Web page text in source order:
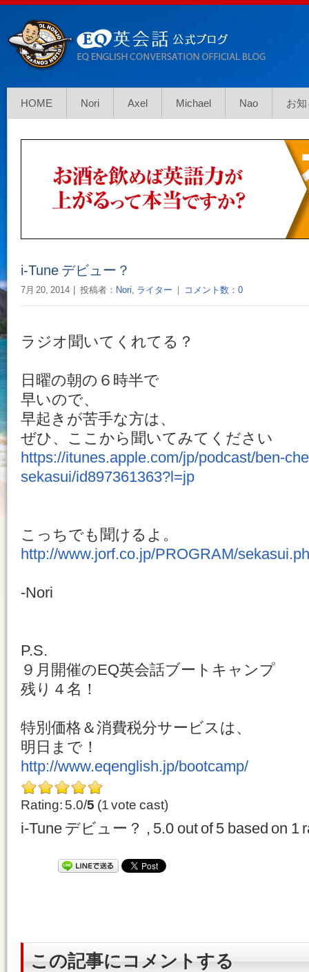
HOME Nori Axel Michael Nao お
i-Tune デビュー？
7月 20, 2014 投稿者： Nori, ライター ｜ コメント数：0
ラジオ聞いてくれてる？
日曜の朝の６時半で
早いので、
早起きが苦手な方は、
ぜひ、ここから聞いてみてください
https://itunes.apple.com/jp/podcast/ben-
sekasui/id897361363?l=jp
こっちでも聞けるよ。
http://www.jorf.co.jp/PROGRAM/
-Nori
P.S.
９月開催のEQ英会話ブートキャンプ
残り４名！
特別価格＆消費税分サービスは、
明日まで！
http://www.eqenglish.jp/bootcamp/
Rating: 5.0/5 (1 vote cast)
i-Tune デビュー？ , 5.0 out of5 based on 1
この記事にコメントする